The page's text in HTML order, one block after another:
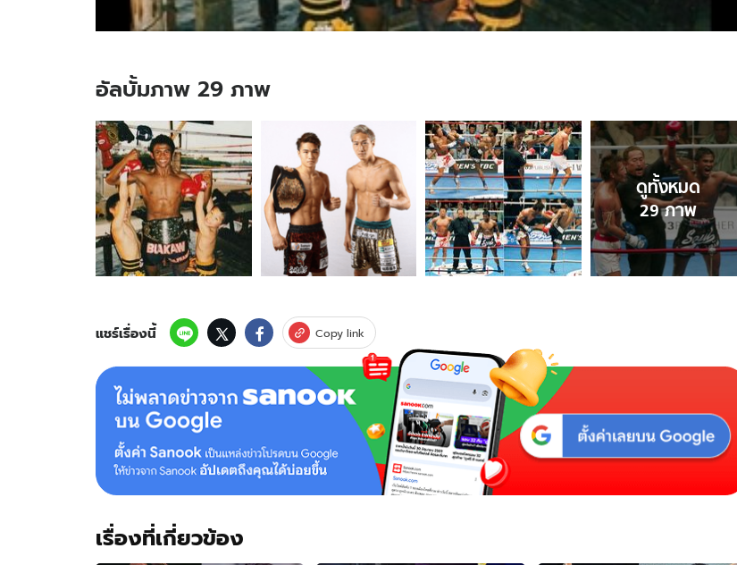
อัลบั้มภาพ 29 ภาพ
อัลบั้ม
ภาพ
29
ภาพ
ของ
ความ
ฝัน
วัย
เด็ก!
&
สอง
แชมป์
แรง
บันดาล
จาก
ดูทั้งหมด
29ภาพ
แชร์เรื่องนี้ Copy link
เรื่องที่เกี่ยวข้อง